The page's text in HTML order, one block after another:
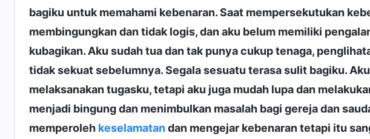
bagiku untuk memahami kebenaran. Saat mempersekutukan
membingungkan dan tidak logis, dan aku belum memiliki
kubagikan. Aku sudah tua dan tak punya cukup tenaga,
tidak sekuat sebelumnya. Segala sesuatu terasa sulit bagiku.
melaksanakan tugasku, tetapi aku juga mudah lupa dan
menjadi bingung dan menimbulkan masalah bagi gereja dan
memperoleh keselamatandan mengejar kebenaran tetapi itu